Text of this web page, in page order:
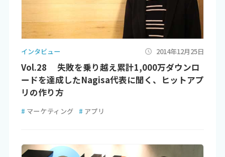
インタビュー 2014年12月25日
Vol.28 失敗を乗り越え累計1,000万ダウンロ
ードを達成したNagisa代表に聞く、ヒットアプ
リの作り方
# マーケティング # アプリ